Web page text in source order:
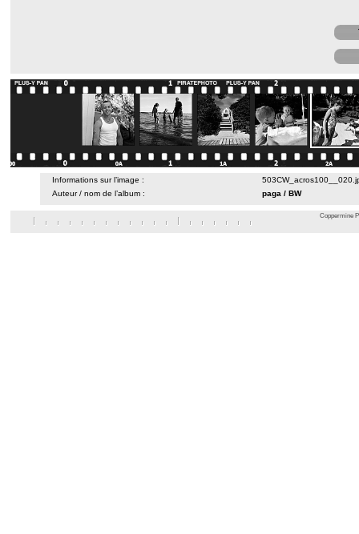
Informations sur l’image :
Auteur / nom de l’album :
paga / BW
Coppermine